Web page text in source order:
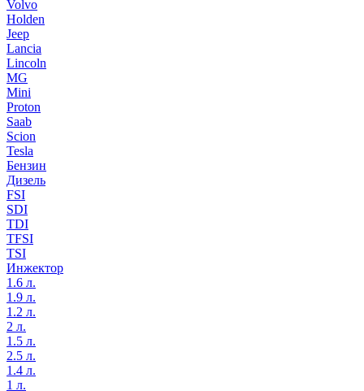
Volvo
Holden
Jeep
Lancia
Lincoln
MG
Mini
Proton
Saab
Scion
Tesla
Бензин
Дизель
FSI
SDI
TDI
TFSI
TSI
Инжектор
1.6 л.
1.9 л.
1.2 л.
2 л.
1.5 л.
2.5 л.
1.4 л.
1 л.